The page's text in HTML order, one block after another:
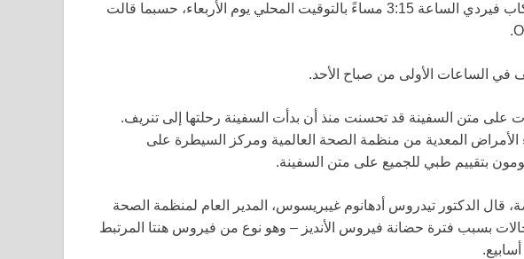
والمسؤولين، وغادرت السفينة شواطئ كاب فيردي الساعة 3:15 مساءً بالتوقيت المحلي يوم الأربعاء، حسبما قالت
في الساعات الأولى من صباح الأحد.
على متن السفينة قد تحسنت منذ أن بدأت السفينة رحلتها إلى تنريف.
المعدية من منظمة الصحة العالمية ومركز السيطرة على
بتقييم طبي للجميع على متن السفينة.
قال الدكتور تيدروس أدهانوم غيبريسوس، المدير العام لمنظمة الصحة
بسبب فترة حضانة فيروس الأنديز – وهو نوع من فيروس هنتا المرتبط